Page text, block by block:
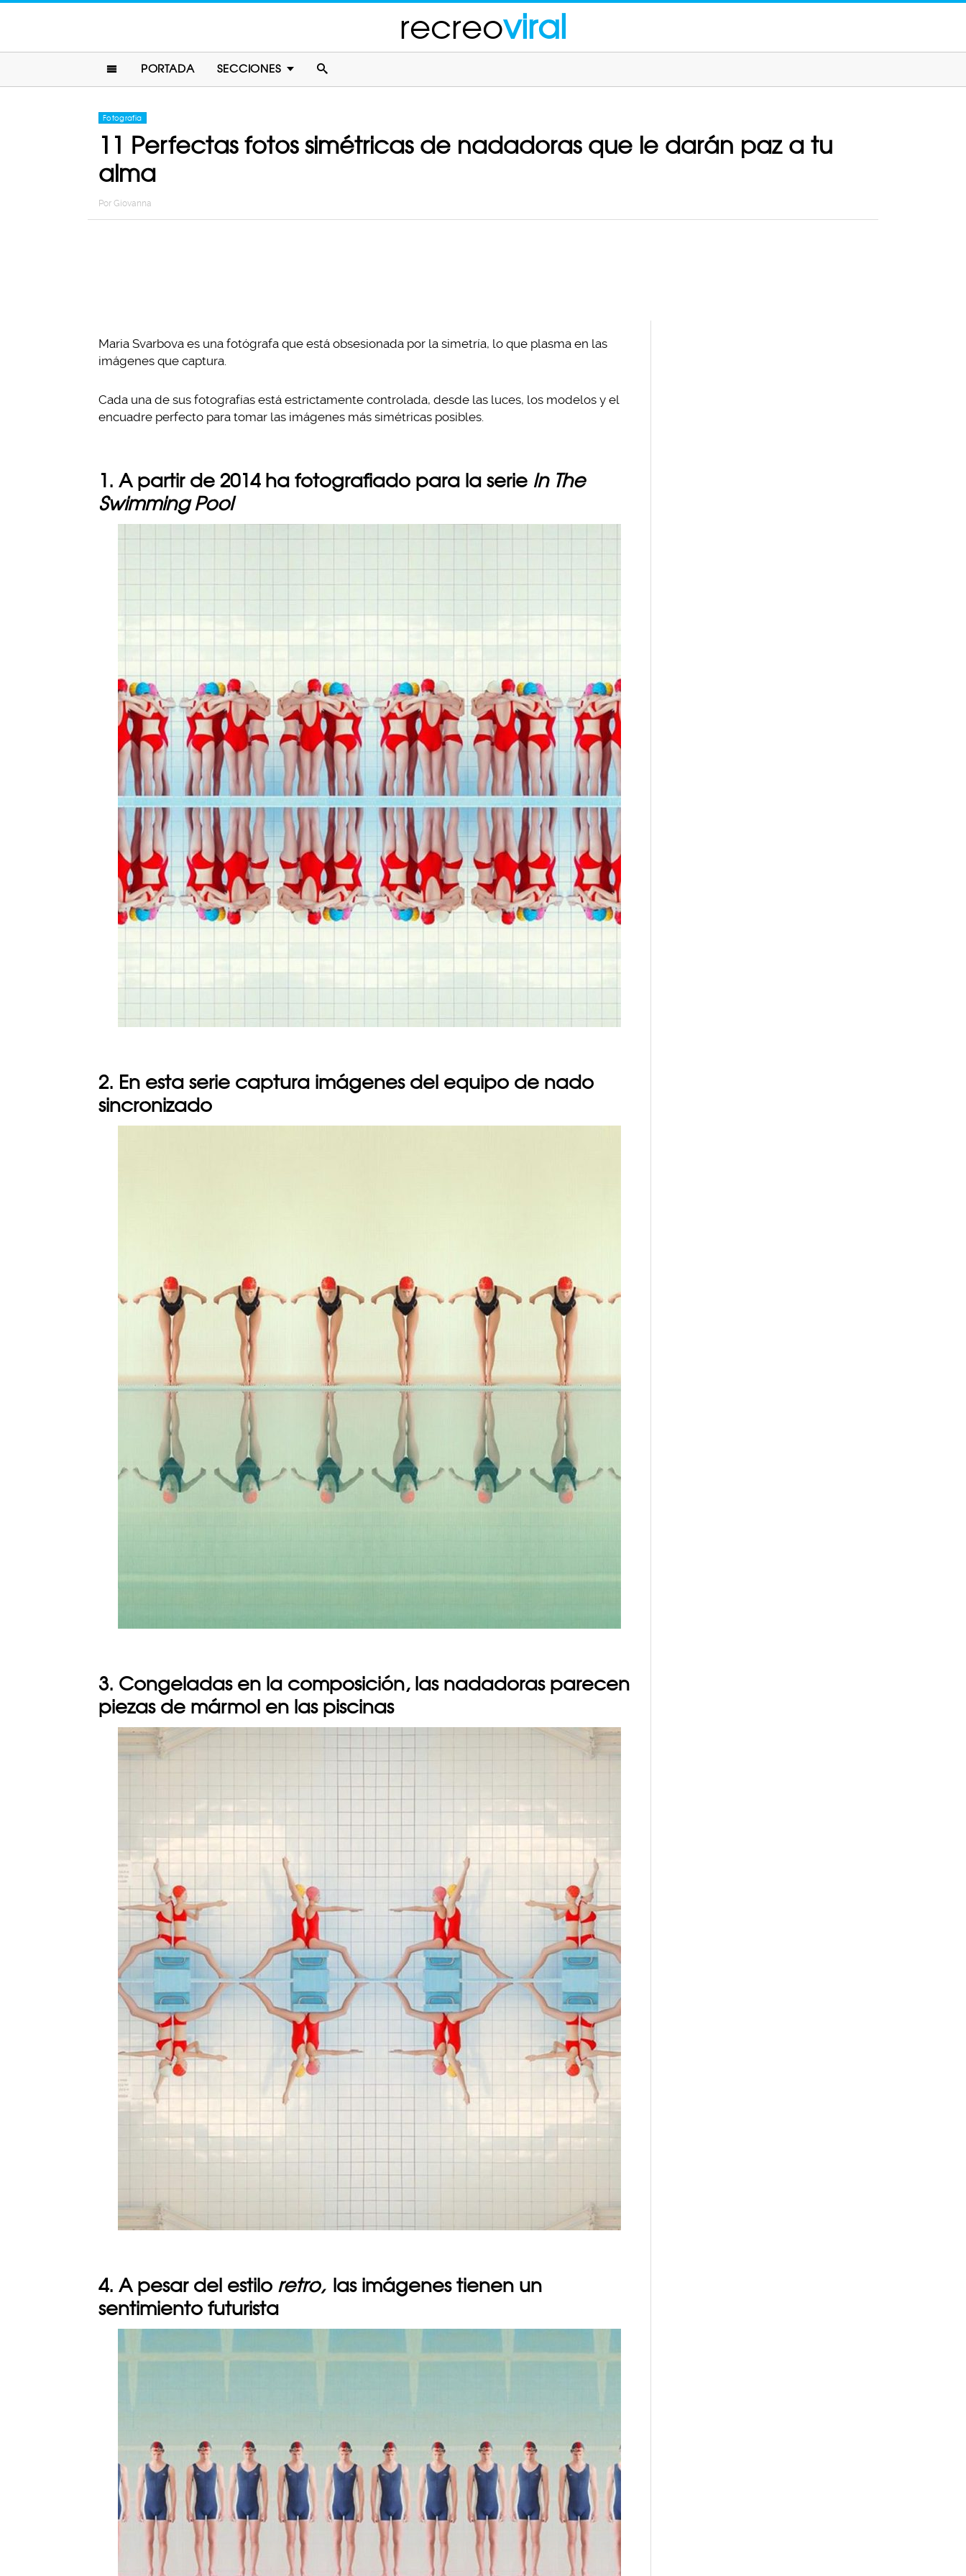
recreoviral
PORTADA SECCIONES
Fotografia
11 Perfectas fotos simétricas de nadadoras que le darán paz a tu
alma
Por Giovanna
Maria Svarbova es una fotógrafa que está obsesionada por la simetría, lo que plasma en las
imágenes que captura.
Cada una de sus fotografías está estrictamente controlada, desde las luces, los modelos y el
encuadre perfecto para tomar las imágenes más simétricas posibles.
1. A partir de 2014 ha fotografiado para la serie In The
Swimming Pool
2. En esta serie captura imágenes del equipo de nado
sincronizado
3. Congeladas en la composición, las nadadoras parecen
piezas de mármol en las piscinas
4. A pesar del estilo retro, las imágenes tienen un
sentimiento futurista